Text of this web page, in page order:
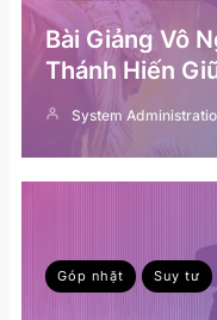
Bài Giảng Vô
Thánh Hiến
System
Góp nhặt Suy tư